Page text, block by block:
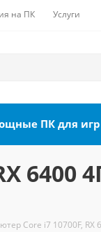
на ПК Услуги
ПК для игр
6400
Core i7 10700F, RX